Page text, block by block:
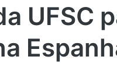
UFSC